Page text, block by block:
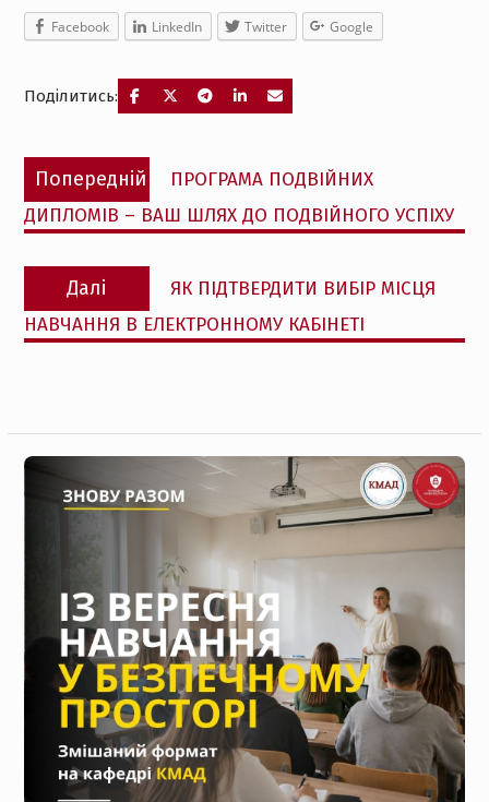
Facebook LinkedIn Twitter Google
Поділитись:
Навігація
записів
Попередній
Попередній
запис:
ПРОГРАМА ПОДВІЙНИХ
ДИПЛОМІВ – ВАШ ШЛЯХ ДО ПОДВІЙНОГО УСПІХУ
Далі
Наступний
запис:
ЯК ПІДТВЕРДИТИ ВИБІР МІСЦЯ
НАВЧАННЯ В ЕЛЕКТРОННОМУ КАБІНЕТІ